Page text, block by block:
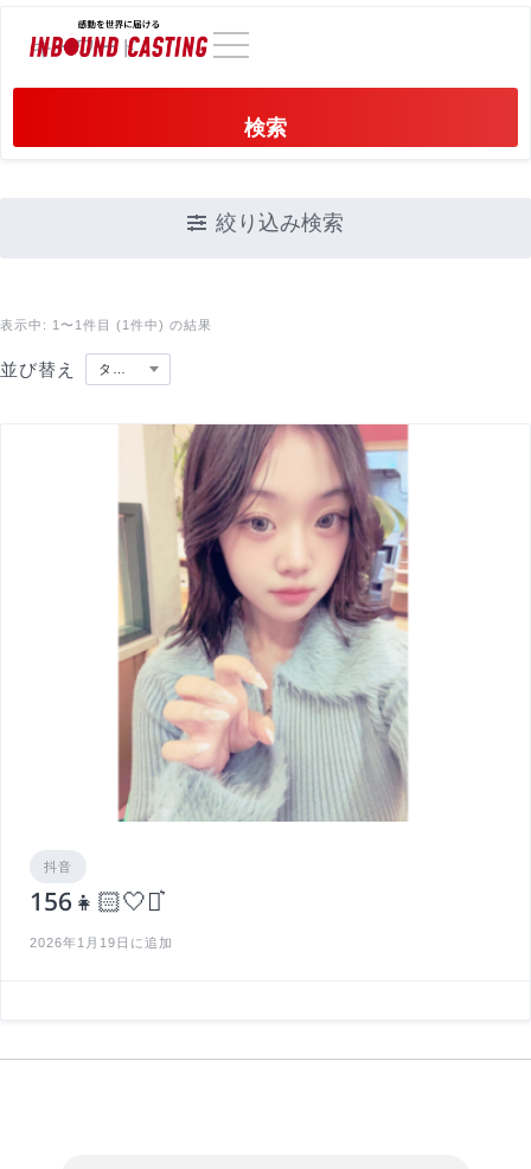
検索
絞り込み検索
表示中: 1〜1件目 (1件中) の結果
並び替え
抖音
156👧🏻🤍⋆͛
2026年1月19日に追加